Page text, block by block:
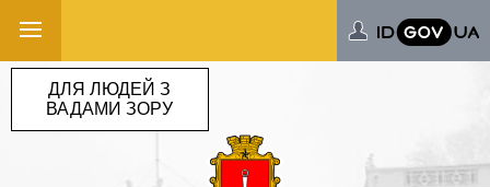
ДЛЯ ЛЮДЕЙ З
ВАДАМИ ЗОРУ